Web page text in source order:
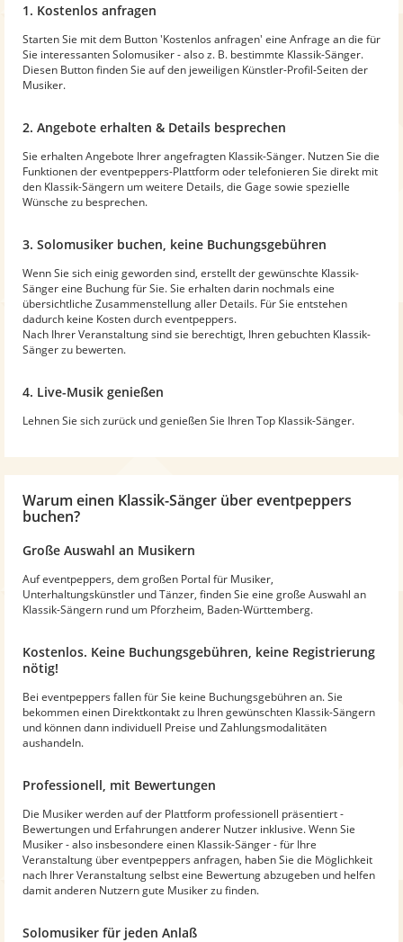
1. Kostenlos anfragen
Starten Sie mit dem Button 'Kostenlos anfragen' eine Anfrage an die für
Sie interessanten Solomusiker - also z. B. bestimmte Klassik-Sänger.
Diesen Button finden Sie auf den jeweiligen Künstler-Profil-Seiten der
Musiker.
2. Angebote erhalten & Details besprechen
Sie erhalten Angebote Ihrer angefragten Klassik-Sänger. Nutzen Sie die
Funktionen der eventpeppers-Plattform oder telefonieren Sie direkt mit
den Klassik-Sängern um weitere Details, die Gage sowie spezielle
Wünsche zu besprechen.
3. Solomusiker buchen, keine Buchungsgebühren
Wenn Sie sich einig geworden sind, erstellt der gewünschte Klassik-
Sänger eine Buchung für Sie. Sie erhalten darin nochmals eine
übersichtliche Zusammenstellung aller Details. Für Sie entstehen
dadurch keine Kosten durch eventpeppers.
Nach Ihrer Veranstaltung sind sie berechtigt, Ihren gebuchten Klassik-
Sänger zu bewerten.
4. Live-Musik genießen
Lehnen Sie sich zurück und genießen Sie Ihren Top Klassik-Sänger.
Warum einen Klassik-Sänger über eventpeppers
buchen?
Große Auswahl an Musikern
Auf eventpeppers, dem großen Portal für Musiker,
Unterhaltungskünstler und Tänzer, finden Sie eine große Auswahl an
Klassik-Sängern rund um Pforzheim, Baden-Württemberg.
Kostenlos. Keine Buchungsgebühren, keine Registrierung
nötig!
Bei eventpeppers fallen für Sie keine Buchungsgebühren an. Sie
bekommen einen Direktkontakt zu Ihren gewünschten Klassik-Sängern
und können dann individuell Preise und Zahlungsmodalitäten
aushandeln.
Professionell, mit Bewertungen
Die Musiker werden auf der Plattform professionell präsentiert -
Bewertungen und Erfahrungen anderer Nutzer inklusive. Wenn Sie
Musiker - also insbesondere einen Klassik-Sänger - für Ihre
Veranstaltung über eventpeppers anfragen, haben Sie die Möglichkeit
nach Ihrer Veranstaltung selbst eine Bewertung abzugeben und helfen
damit anderen Nutzern gute Musiker zu finden.
Solomusiker für jeden Anlaß